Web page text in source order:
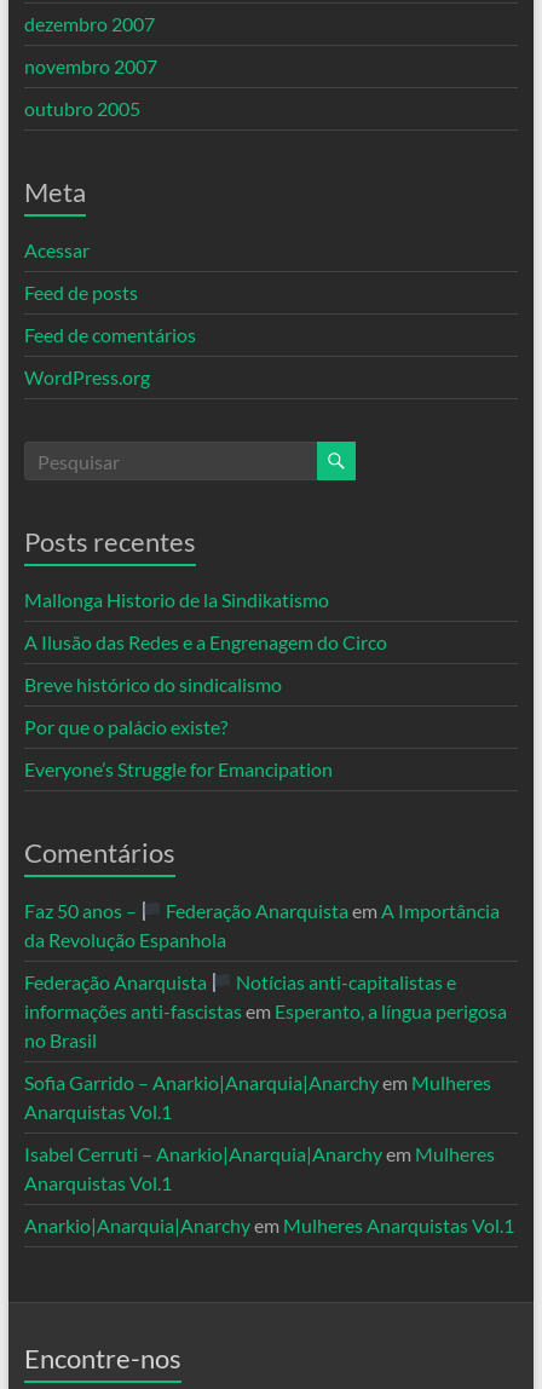
dezembro 2007
novembro 2007
outubro 2005
Meta
Acessar
Feed de posts
Feed de comentários
WordPress.org
Posts recentes
Mallonga Historio de la Sindikatismo
A Ilusão das Redes e a Engrenagem do Circo
Breve histórico do sindicalismo
Por que o palácio existe?
Everyone’s Struggle for Emancipation
Comentários
Faz 50 anos – Federação Anarquista em A Importância
da Revolução Espanhola
Federação Anarquista
Notícias anti-capitalistas e
informações anti-fascistasem Esperanto, a língua perigosa
no Brasil
Sofia Garrido – Anarkio|Anarquia|Anarchyem Mulheres
Anarquistas Vol.1
Isabel Cerruti – Anarkio|Anarquia|Anarchyem Mulheres
Anarquistas Vol.1
Anarkio|Anarquia|Anarchyem Mulheres Anarquistas Vol.1
Encontre-nos